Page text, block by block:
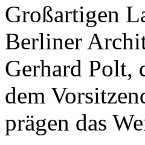
Großartigen
Berliner
Gerhard
dem
prägen das